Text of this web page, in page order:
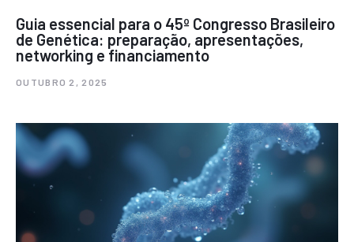
Guia essencial para o 45º Congresso Brasileiro
de Genética: preparação, apresentações,
networking e financiamento
OUTUBRO 2, 2025